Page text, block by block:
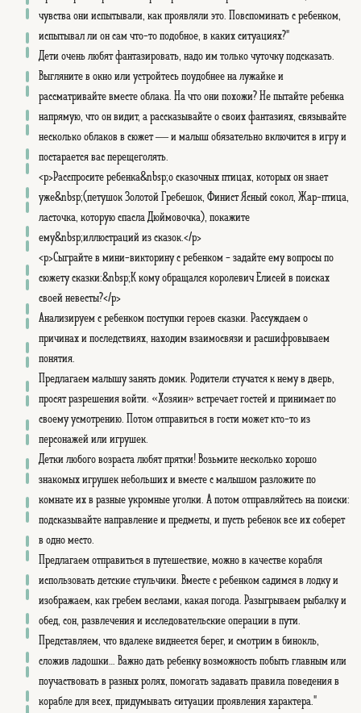
чувства они испытывали, как проявляли это. Повспоминать с ребенком,
испытывал ли он сам что-то подобное, в каких ситуациях?"
Дети очень любят фантазировать, надо им только чуточку подсказать.
Выгляните в окно или устройтесь поудобнее на лужайке и
рассматривайте вместе облака. На что они похожи? Не пытайте ребенка
напрямую, что он видит, а рассказывайте о своих фантазиях, связывайте
несколько облаков в сюжет — и малыш обязательно включится в игру и
постарается вас перещеголять.
<p>Расспросите ребенка&nbsp;о сказочных птицах, которых он знает
уже&nbsp;(петушок Золотой Гребешок, Финист Ясный сокол, Жар-птица,
ласточка, которую спасла Дюймовочка), покажите
ему&nbsp;иллюстраций из сказок.</p>
<p>Сыграйте в мини-викторину с ребенком - задайте ему вопросы по
сюжету сказки:&nbsp;К кому обращался королевич Елисей в поисках
своей невесты?</p>
Анализируем с ребенком поступки героев сказки. Рассуждаем о
причинах и последствиях, находим взаимосвязи и расшифровываем
понятия.
Предлагаем малышу занять домик. Родители стучатся к нему в дверь,
просят разрешения войти. «Хозяин» встречает гостей и принимает по
своему усмотрению. Потом отправиться в гости может кто-то из
персонажей или игрушек.
Детки любого возраста любят прятки! Возьмите несколько хорошо
знакомых игрушек небольших и вместе с малышом разложите по
комнате их в разные укромные уголки. А потом отправляйтесь на поиски:
подсказывайте направление и предметы, и пусть ребенок все их соберет
в одно место.
Предлагаем отправиться в путешествие, можно в качестве корабля
использовать детские стульчики. Вместе с ребенком садимся в лодку и
изображаем, как гребем веслами, какая погода. Разыгрываем рыбалку и
обед, сон, развлечения и исследовательские операции в пути.
Представляем, что вдалеке виднеется берег, и смотрим в бинокль,
сложив ладошки... Важно дать ребенку возможность побыть главным или
поучаствовать в разных ролях, помогать задавать правила поведения в
корабле для всех, придумывать ситуации проявления характера."